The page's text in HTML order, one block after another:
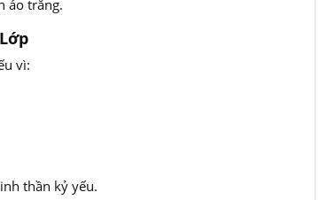
áo trắng.
vì:
thần kỷ yếu.